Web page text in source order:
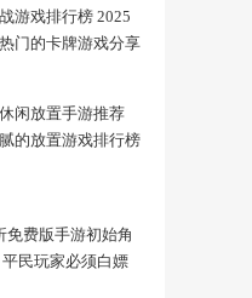
游戏排行榜 2025
门的卡牌游戏分享
闲放置手游推荐
的放置游戏排行榜
免费版手游初始角
民玩家必须白嫖